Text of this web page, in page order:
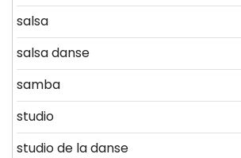
salsa
salsa danse
samba
studio
studio de la danse